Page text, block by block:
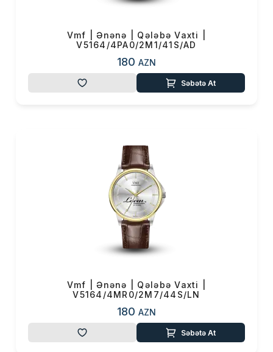
Vmf | Ənənə | Qələbə Vaxti |
V5164/4PA0/2M1/41S/AD
180 AZN
Səbətə At
Vmf | Ənənə | Qələbə Vaxti |
V5164/4MR0/2M7/44S/LN
180 AZN
Səbətə At